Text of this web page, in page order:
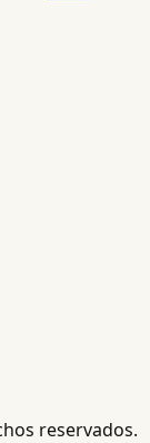
reservados.